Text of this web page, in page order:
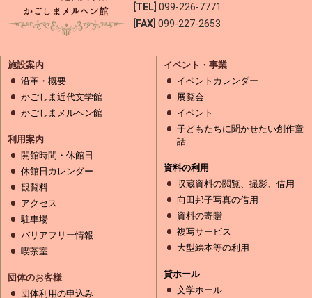
[TEL] 099-226-7771
[FAX] 099-227-2653
施設案内
沿革・概要
かごしま近代文学館
かごしまメルヘン館
利用案内
開館時間・休館日
休館日カレンダー
観覧料
アクセス
駐車場
バリアフリー情報
喫茶室
団体のお客様
団体利用の申込み
イベント・事業
イベントカレンダー
展覧会
イベント
子どもたちに聞かせたい創作童
話
資料の利用
収蔵資料の閲覧、撮影、借用
向田邦子写真の借用
資料の寄贈
複写サービス
大型絵本等の利用
貸ホール
文学ホール